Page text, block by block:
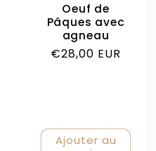
Oeuf de
Pâques avec
agneau
Prix
€28,00 EUR
Ajouter au